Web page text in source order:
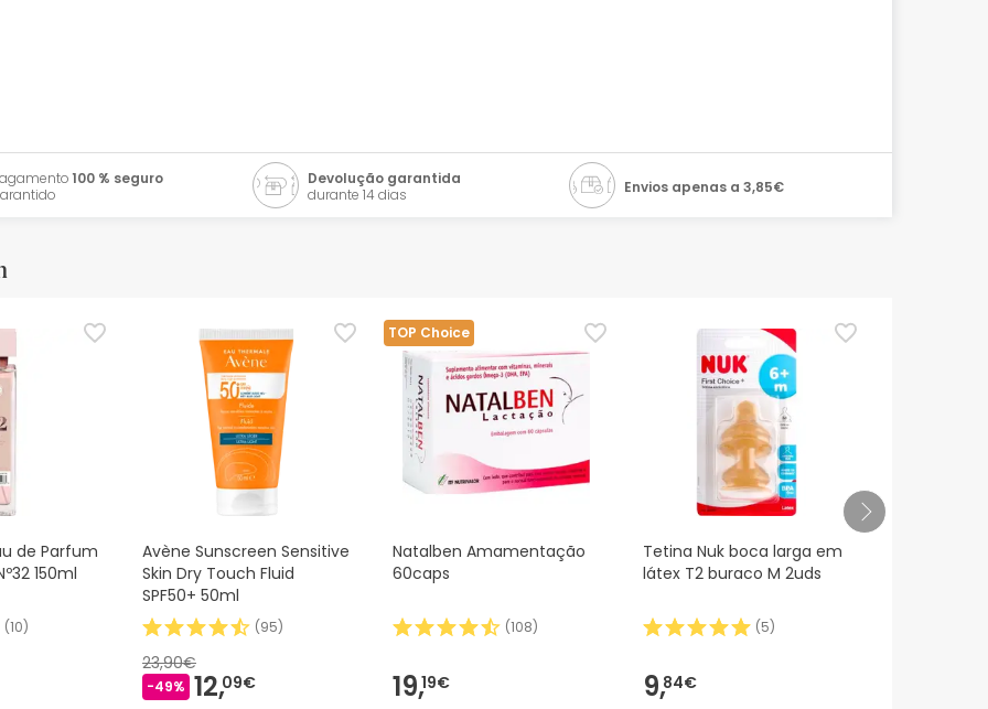
100 % seguro
Devolução garantida
durante 14 dias
Envios apenas a 3,85€
de Parfum
150ml
(10)
Avène Sunscreen Sensitive
Skin Dry Touch Fluid
SPF50+ 50ml
(95)
23,90€
-49% 12,09€
TOP Choice
Natalben Amamentação
60caps
(108)
19,19€
Tetina Nuk boca larga em
látex T2 buraco M 2uds
(5)
9,84€